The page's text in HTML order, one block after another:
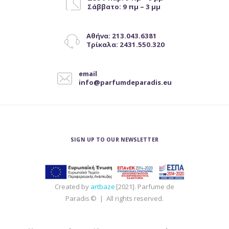
πολλαπλές
επιλογές
επιλεγούν
Σάββατο: 9 πμ – 3 μμ
Αθήνα: 213.043.6381
Τρίκαλα: 2431.550.320
email
info@parfumdeparadis.eu
SIGN UP TO OUR NEWSLETTER
Created by artbaze [2021]. Parfume de
Paradis © | All rights reserved.